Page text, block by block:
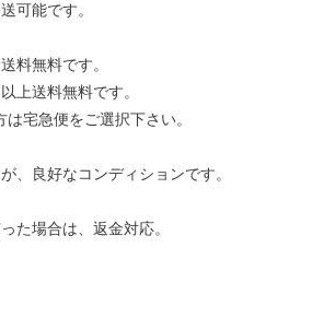
可能です。
料無料です。
上送料無料です。
宅急便をご選択下さい。
、良好なコンディションです。
た場合は、返金対応。